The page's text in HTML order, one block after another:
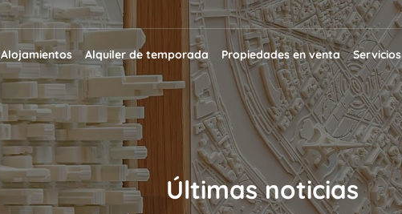
Alojamientos Alquiler de temporada Propiedades en venta Servicios
Últimas noticias